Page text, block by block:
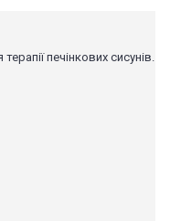
печінкових сисунів.